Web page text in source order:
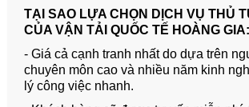
TẠI SAO LỰA CHỌN DỊCH VỤ THỦ
CỦA VẬN TẢI QUỐC TẾ HOÀNG GIA:
- Giá cả cạnh tranh nhất do dựa trên
chuyên môn cao và nhiều năm kinh
lý công việc nhanh.